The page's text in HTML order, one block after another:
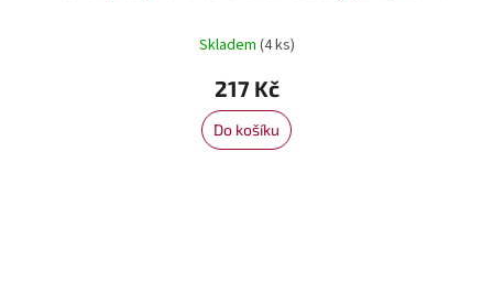
Skladem (4 ks)
217 Kč
Do košíku